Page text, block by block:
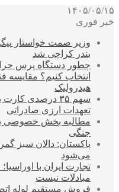
۱۴۰۵/۰۵/۱۵
خبر فوری
وزیر صمت خواستار
بندر کراچی شد
چطور دستگاه پرس
انتخاب کنیم؟ مقایسه
هیدرولیک
سهم ۳۵ درصدی
تعهدات ارزی صادراتی
مطالبه بخش خصوصی
جنگی
پاکستان: دالان سبز
می‌شود
تجارت ایران با
مبادلات نیست
فروش مستقیم لوله